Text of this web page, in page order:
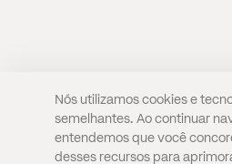
CULTURA SÃO PAULO
PERSPECTIVAS
SELF &
Nós utilizamos cookies e
semelhantes. Ao continuar
entendemos que você
desses recursos para